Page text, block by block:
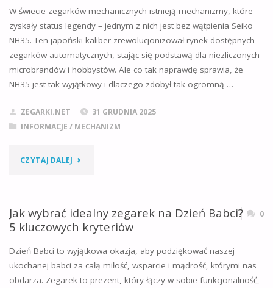
W świecie zegarków mechanicznych istnieją mechanizmy, które
zyskały status legendy – jednym z nich jest bez wątpienia Seiko
NH35. Ten japoński kaliber zrewolucjonizował rynek dostępnych
zegarków automatycznych, stając się podstawą dla niezliczonych
microbrandów i hobbystów. Ale co tak naprawdę sprawia, że
NH35 jest tak wyjątkowy i dlaczego zdobył tak ogromną …
ZEGARKI.NET
31 GRUDNIA 2025
INFORMACJE / MECHANIZM
CZYTAJ DALEJ "CZYM
MECHANIZM
SEIKO
NH35
I
Jak wybrać idealny zegarek na Dzień Babci?
5 kluczowych kryteriów
0
Dzień Babci to wyjątkowa okazja, aby podziękować naszej
ukochanej babci za całą miłość, wsparcie i mądrość, którymi nas
obdarza. Zegarek to prezent, który łączy w sobie funkcjonalność,